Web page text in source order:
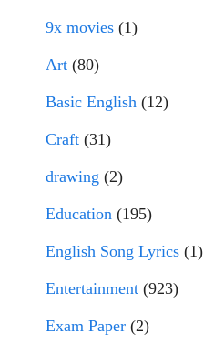
9x movies (1)
Art (80)
Basic English (12)
Craft (31)
drawing (2)
Education (195)
English Song Lyrics (1)
Entertainment (923)
Exam Paper (2)